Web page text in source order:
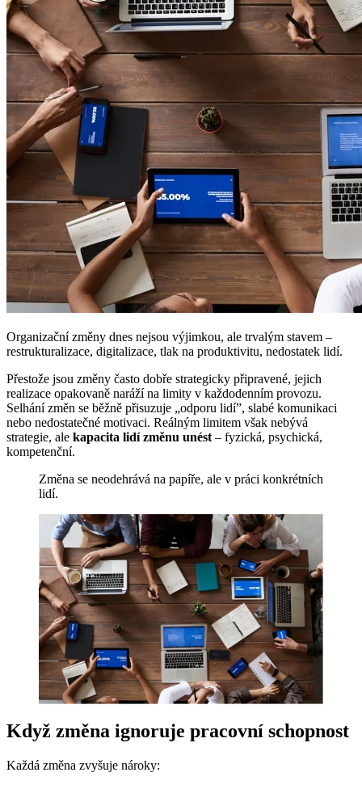
Organizační změny dnes nejsou výjimkou, ale trvalým stavem –
restrukturalizace, digitalizace, tlak na produktivitu, nedostatek lidí.
Přestože jsou změny často dobře strategicky připravené, jejich
realizace opakovaně naráží na limity v každodenním provozu.
Selhání změn se běžně přisuzuje „odporu lidí”, slabé komunikaci
nebo nedostatečné motivaci. Reálným limitem však nebývá
strategie, ale kapacita lidí změnu unést – fyzická, psychická,
kompetenční.
Změna se neodehrává na papíře, ale v práci konkrétních
lidí.
Když změna ignoruje pracovní schopnost
Každá změna zvyšuje nároky: